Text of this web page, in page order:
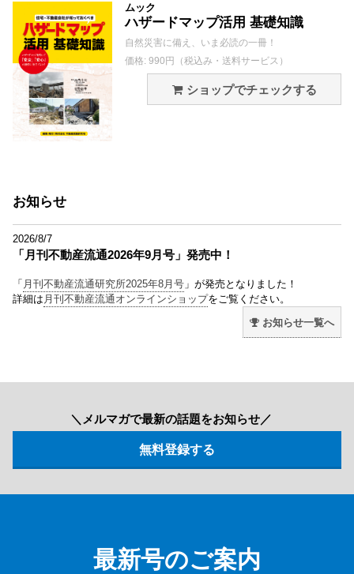
ムック
ハザードマップ活用 基礎知識
自然災害に備え、いま必読の一冊！
価格: 990円（税込み・送料サービス）
ショップでチェックする
お知らせ
2026/8/7
「月刊不動産流通2026年9月号」発売中！
「 月刊不動産流通研究所2025年8月号 」が発売となりました！
詳細は 月刊不動産流通オンラインショップをご覧ください。
お知らせ一覧へ
＼メルマガで最新の話題をお知らせ／
最新号のご案内